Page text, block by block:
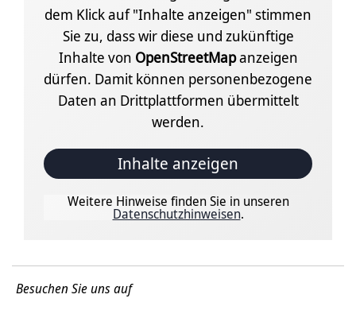
dem Klick auf "Inhalte anzeigen" stimmen
Sie zu, dass wir diese und zukünftige
Inhalte von OpenStreetMapanzeigen
dürfen. Damit können personenbezogene
Daten an Drittplattformen übermittelt
werden.
Inhalte anzeigen
Weitere Hinweise finden Sie in unseren
Datenschutzhinweisen.
Besuchen Sie uns auf